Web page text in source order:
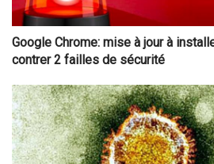
Google Chrome: mise à jour à
contrer 2 failles de sécurité